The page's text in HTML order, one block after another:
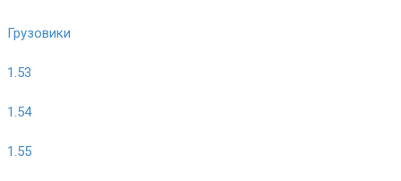
Грузовики
1.53
1.54
1.55